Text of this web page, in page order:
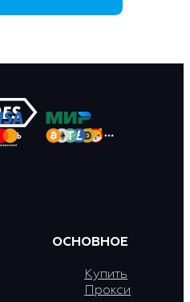
ОСНОВНОЕ
Купить
Прокси